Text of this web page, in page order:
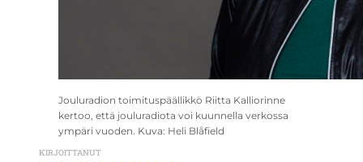
Jouluradion toimituspäällikkö Riitta Kalliorinne
kertoo, että jouluradiota voi kuunnella verkossa
ympäri vuoden. Kuva: Heli Blåfield
KIRJOITTANUT